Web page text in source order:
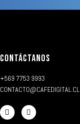
CONTÁCTANOS
+569 7753 9993
CONTACTO@CAFEDIGITAL.CL